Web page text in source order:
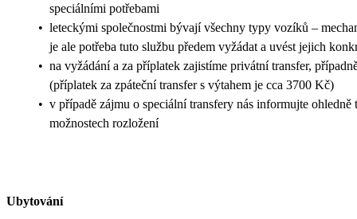
speciálními potřebami
• leteckými společnostmi bývají všechny typy vozíků –
je ale potřeba tuto službu předem vyžádat a uvést jejich
• na vyžádání a za příplatek zajistíme privátní transfer,
(příplatek za zpáteční transfer s výtahem je cca 3700 Kč)
• v případě zájmu o speciální transfery nás informujte
možnostech rozložení
Ubytování